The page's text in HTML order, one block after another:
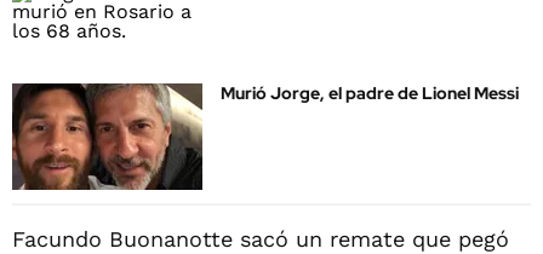
Murió Jorge, el padre de Lionel Messi
Facundo Buonanotte sacó un remate que pegó